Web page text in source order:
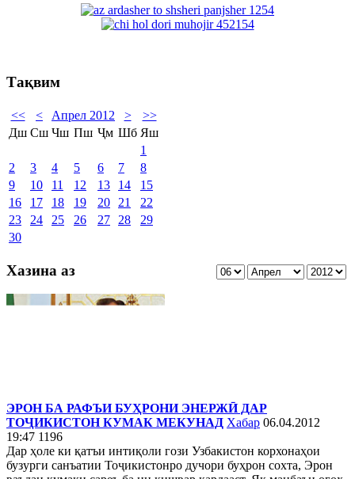
Тақвим
<< < Апрел 2012 >
>>
Дш Сш Чш Пш Ҷм Шб Яш
1
2
3 4 5 6 7
8
9
10 11 12 13 14
15
16
17 18 19 20 21
22
23
24 25 26 27 28
29
30
Хазина аз
ЭРОН БА РАФЪИ БУҲРОНИ ЭНЕРЖӢ ДАР
ТОҶИКИСТОН КУМАК МЕКУНАД Хабар 06.04.2012
19:47 1196
Дар ҳоле ки қатъи интиқоли гози Узбакистон корхонаҳои
бузурги санъатии Тоҷикистонро дучори буҳрон сохта, Эрон